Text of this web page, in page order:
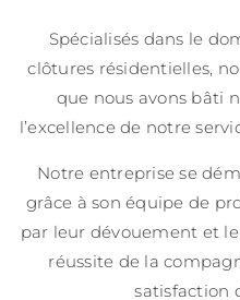
Spécialisés dans le
clôtures résidentielles,
que nous avons bâti
l’excellence de notre
Notre entreprise se
grâce à son équipe de
par leur dévouement et
réussite de la
satisfaction